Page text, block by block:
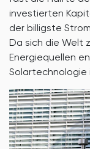
investierten
der billigste
Da sich die Welt
Energiequellen
Solartechnologie